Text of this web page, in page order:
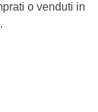
o venduti in